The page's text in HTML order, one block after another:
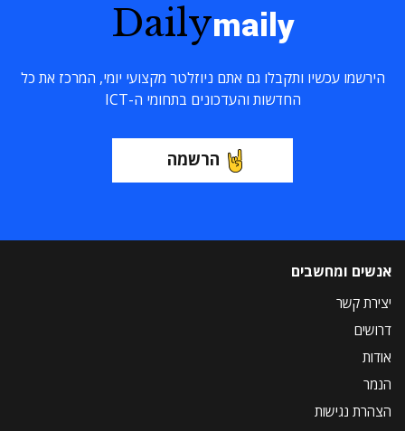
Dailymaily
הירשמו עכשיו ותקבלו גם אתם ניוזלטר מקצועי יומי, המרכז את כל
החדשות והעדכונים בתחומי ה-ICT
הרשמה
אנשים ומחשבים
יצירת קשר
דרושים
אודות
הנמר
הצהרת נגישות